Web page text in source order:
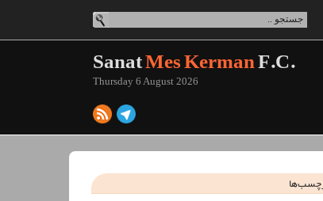
SanatMes KermanF.C.
Thursday 6 August 2026